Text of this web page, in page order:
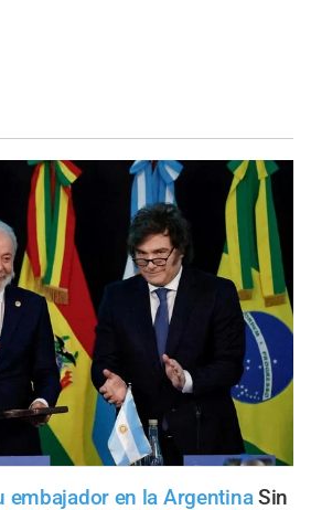
embajador en la Argentina Sin